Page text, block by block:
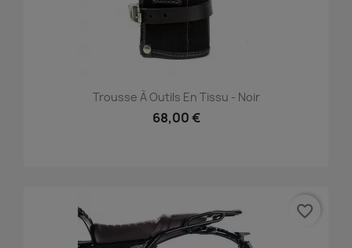
Trousse À Outils En Tissu - Noir
68,00 €
favorite_border